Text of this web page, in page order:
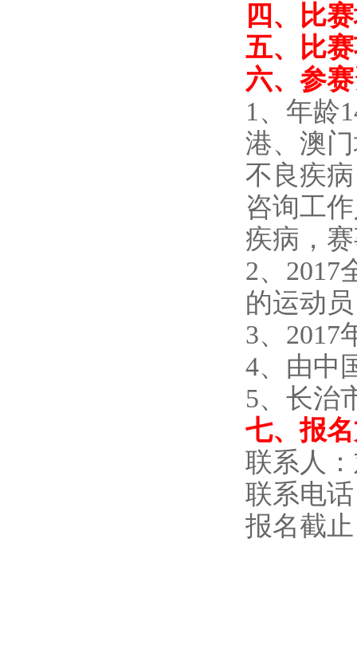
四、比
五、比
六、参
1、年龄
港、澳
不良疾
咨询工
疾病，
2、2017
的运动
3、2017
4、由中
5、长治
七、报
联系人
联系电话
报名截